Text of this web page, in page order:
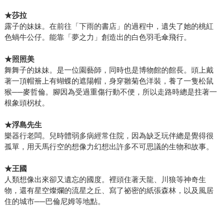
★莎拉
露子的妹妹。在前往「下雨的書店」的過程中，遺失了她的桃紅
色蝸牛公仔。能靠「夢之力」創造出的白色羽毛傘飛行。
★照照美
舞舞子的妹妹。是一位園藝師，同時也是博物館的館長。頭上戴
著一頂帽簷上有蝴蝶的遮陽帽，身穿雛菊色洋裝，養了一隻松鼠
猴──麥哲倫。腳因為受過重傷行動不便，所以走路時總是拄著一
根象頭柺杖。
★浮島先生
樂器行老闆。兒時體弱多病經常住院，因為缺乏玩伴總是覺得很
孤單，用天馬行空的想像力幻想出許多不可思議的生物和故事。
★王國
人類想像出來卻又遺忘的國度。裡頭住著天龍、川狼等神奇生
物，還有星空燦爛的流星之丘、寫了祕密的紙張森林，以及風居
住的城市──巴倫尼姆等地點。